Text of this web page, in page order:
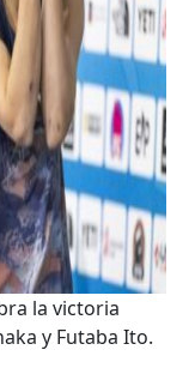
la victoria
y Futaba Ito.